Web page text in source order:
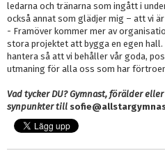
ledarna och tränarna som ingått i
också annat som glädjer mig – att vi
- Framöver kommer mer av
stora projektet att bygga en egen
hantera så att vi behåller vår goda,
utmaning för alla oss som har
Vad tycker DU? Gymnast, förälder
synpunkter till